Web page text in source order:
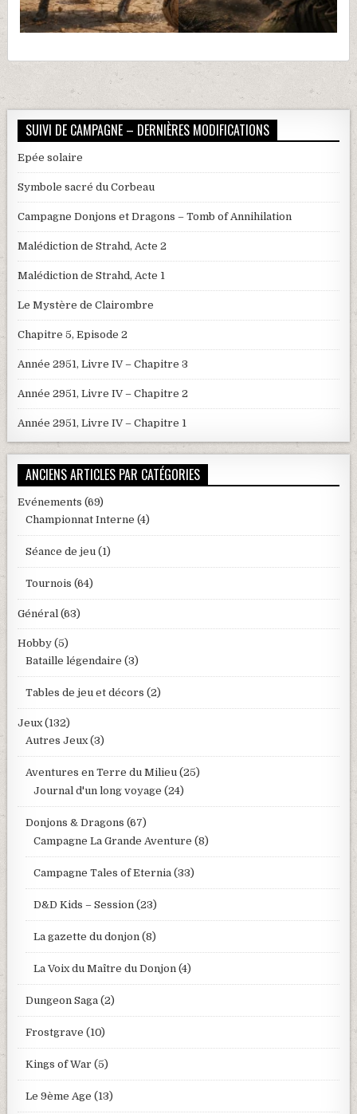
SUIVI DE CAMPAGNE – DERNIÈRES MODIFICATIONS
Epée solaire
Symbole sacré du Corbeau
Campagne Donjons et Dragons – Tomb of Annihilation
Malédiction de Strahd, Acte 2
Malédiction de Strahd, Acte 1
Le Mystère de Clairombre
Chapitre 5, Episode 2
Année 2951, Livre IV – Chapitre 3
Année 2951, Livre IV – Chapitre 2
Année 2951, Livre IV – Chapitre 1
ANCIENS ARTICLES PAR CATÉGORIES
Evénements (69)
Championnat Interne (4)
Séance de jeu (1)
Tournois (64)
Général (63)
Hobby (5)
Bataille légendaire (3)
Tables de jeu et décors (2)
Jeux (132)
Autres Jeux (3)
Aventures en Terre du Milieu (25)
Journal d'un long voyage (24)
Donjons & Dragons (67)
Campagne La Grande Aventure (8)
Campagne Tales of Eternia (33)
D&D Kids – Session (23)
La gazette du donjon (8)
La Voix du Maître du Donjon (4)
Dungeon Saga (2)
Frostgrave (10)
Kings of War (5)
Le 9ème Age (13)